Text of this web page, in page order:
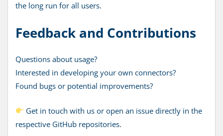
the long run for all users.
Feedback and Contributions
Questions about usage?
Interested in developing your own connectors?
Found bugs or potential improvements?
Get in touch with us or open an issue directly in the
respective GitHub repositories.